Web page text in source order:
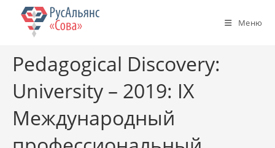
Перейти
содержимому
Меню
Pedagogical Discovery:
University – 2019: IX
Международный